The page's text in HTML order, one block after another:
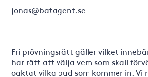
jonas@batagent.se
Fri prövningsrätt gäller vilket
har rätt att välja vem som skall
oaktat vilka bud som kommer in. Vi